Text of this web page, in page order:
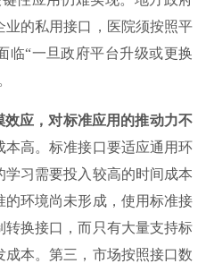
的私用接口，医院须按照平
临“一旦政府平台升级或更换
应，对标准应用的推动力不
本高。标准接口要适应通用环
习需要投入较高的时间成本
环境尚未形成，使用标准接
换接口，而只有大量支持标
本。第三，市场按照接口数